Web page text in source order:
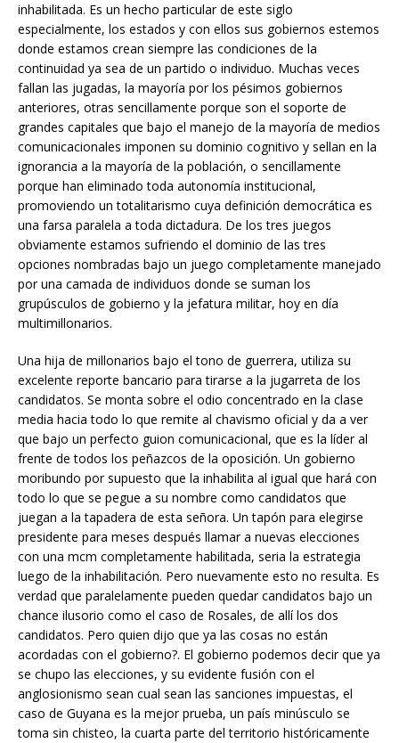
inhabilitada. Es un hecho particular de este siglo
especialmente, los estados y con ellos sus gobiernos estemos
donde estamos crean siempre las condiciones de la
continuidad ya sea de un partido o individuo. Muchas veces
fallan las jugadas, la mayoría por los pésimos gobiernos
anteriores, otras sencillamente porque son el soporte de
grandes capitales que bajo el manejo de la mayoría de medios
comunicacionales imponen su dominio cognitivo y sellan en la
ignorancia a la mayoría de la población, o sencillamente
porque han eliminado toda autonomía institucional,
promoviendo un totalitarismo cuya definición democrática es
una farsa paralela a toda dictadura. De los tres juegos
obviamente estamos sufriendo el dominio de las tres
opciones nombradas bajo un juego completamente manejado
por una camada de individuos donde se suman los
grupúsculos de gobierno y la jefatura militar, hoy en día
multimillonarios.
Una hija de millonarios bajo el tono de guerrera, utiliza su
excelente reporte bancario para tirarse a la jugarreta de los
candidatos. Se monta sobre el odio concentrado en la clase
media hacia todo lo que remite al chavismo oficial y da a ver
que bajo un perfecto guion comunicacional, que es la líder al
frente de todos los peñazcos de la oposición. Un gobierno
moribundo por supuesto que la inhabilita al igual que hará con
todo lo que se pegue a su nombre como candidatos que
juegan a la tapadera de esta señora. Un tapón para elegirse
presidente para meses después llamar a nuevas elecciones
con una mcm completamente habilitada, seria la estrategia
luego de la inhabilitación. Pero nuevamente esto no resulta. Es
verdad que paralelamente pueden quedar candidatos bajo un
chance ilusorio como el caso de Rosales, de allí los dos
candidatos. Pero quien dijo que ya las cosas no están
acordadas con el gobierno?. El gobierno podemos decir que ya
se chupo las elecciones, y su evidente fusión con el
anglosionismo sean cual sean las sanciones impuestas, el
caso de Guyana es la mejor prueba, un país minúsculo se
toma sin chisteo, la cuarta parte del territorio históricamente